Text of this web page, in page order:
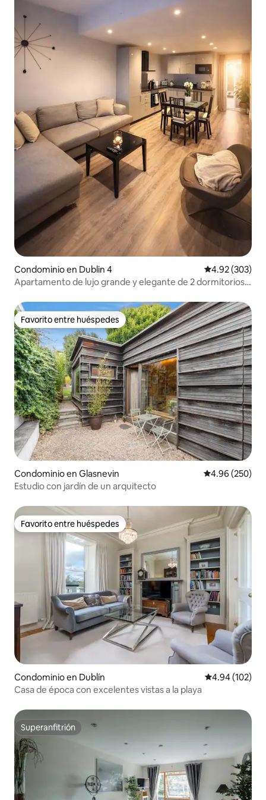
Condominio en Dublin 4 Calificación
4.92 (303)
Apartamento de lujo grande y elegante de 2 dormitorios,
Favorito entre huéspedes
Favorito entre huéspedes
Condominio en Glasnevin Calificación
4.96 (250)
Estudio con jardín de un arquitecto
Favorito entre huéspedes
Favorito entre huéspedes
Condominio en Dublín Calificación
4.94 (102)
Casa de época con excelentes vistas a la playa
Superanfitrión
Superanfitrión